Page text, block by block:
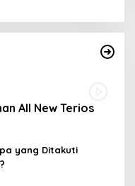
All New Terios
yang Ditakuti